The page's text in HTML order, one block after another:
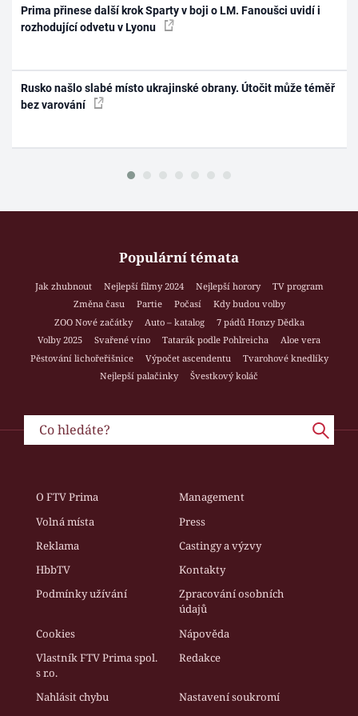
Prima přinese další krok Sparty v boji o LM. Fanoušci uvidí i
rozhodující odvetu v Lyonu
Rusko našlo slabé místo ukrajinské obrany. Útočit může téměř
bez varování
Populární témata
Jak zhubnout Nejlepší filmy 2024 Nejlepší horory
TV program
Změna času
Partie Počasí
Kdy budou volby
ZOO Nové začátky
Auto – katalog
7 pádů Honzy Dědka
Volby 2025
Svařené víno Tatarák podle Pohlreicha
Aloe vera
Pěstování lichořeřišnice
Výpočet ascendentu
Tvarohové knedlíky
Nejlepší palačinky
Švestkový koláč
O FTV Prima
Management
Volná místa
Press
Reklama
Castingy a výzvy
HbbTV
Kontakty
Podmínky užívání
Zpracování osobních
údajů
Cookies
Nápověda
Vlastník FTV Prima spol.
s r.o.
Redakce
Nahlásit chybu Nastavení soukromí